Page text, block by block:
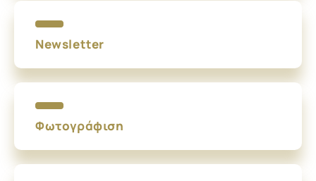
Newsletter
Φωτογράφιση